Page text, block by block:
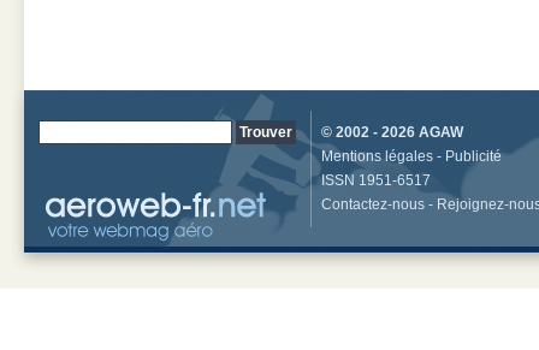
© 2002 - 2026 AGAW
Mentions légales - Publicité
ISSN 1951-6517
Contactez-nous - Rejoignez-